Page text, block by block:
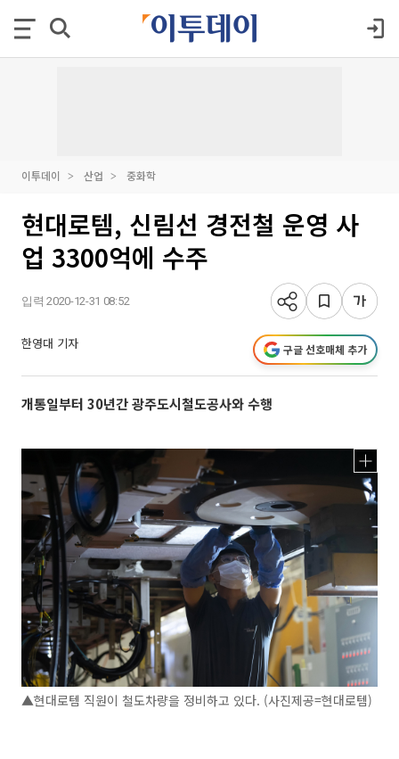
이투데이 산업 중화학
현대로템, 신림선 경전철 운영 사
업 3300억에 수주
입력 2020-12-31 08:52
한영대 기자 구글 선호매체 추가
개통일부터 30년간 광주도시철도공사와 수행
▲현대로템 직원이 철도차량을 정비하고 있다. (사진제공=현대로템)